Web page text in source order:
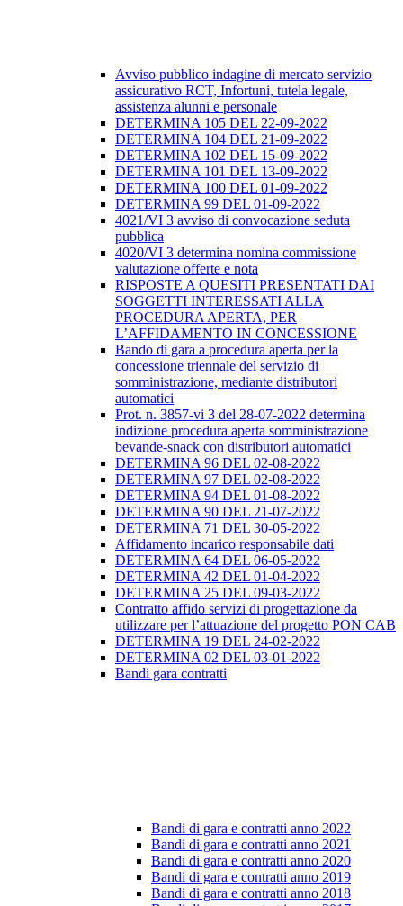
Avviso pubblico indagine di mercato servizio
assicurativo RCT, Infortuni, tutela legale,
assistenza alunni e personale
DETERMINA 105 DEL 22-09-2022
DETERMINA 104 DEL 21-09-2022
DETERMINA 102 DEL 15-09-2022
DETERMINA 101 DEL 13-09-2022
DETERMINA 100 DEL 01-09-2022
DETERMINA 99 DEL 01-09-2022
4021/VI 3 avviso di convocazione seduta
pubblica
4020/VI 3 determina nomina commissione
valutazione offerte e nota
RISPOSTE A QUESITI PRESENTATI DAI
SOGGETTI INTERESSATI ALLA
PROCEDURA APERTA, PER
L’AFFIDAMENTO IN CONCESSIONE
Bando di gara a procedura aperta per la
concessione triennale del servizio di
somministrazione, mediante distributori
automatici
Prot. n. 3857-vi 3 del 28-07-2022 determina
indizione procedura aperta somministrazione
bevande-snack con distributori automatici
DETERMINA 96 DEL 02-08-2022
DETERMINA 97 DEL 02-08-2022
DETERMINA 94 DEL 01-08-2022
DETERMINA 90 DEL 21-07-2022
DETERMINA 71 DEL 30-05-2022
Affidamento incarico responsabile dati
DETERMINA 64 DEL 06-05-2022
DETERMINA 42 DEL 01-04-2022
DETERMINA 25 DEL 09-03-2022
Contratto affido servizi di progettazione da
utilizzare per l’attuazione del progetto PON CAB
DETERMINA 19 DEL 24-02-2022
DETERMINA 02 DEL 03-01-2022
Bandi gara contratti
Bandi di gara e contratti anno 2022
Bandi di gara e contratti anno 2021
Bandi di gara e contratti anno 2020
Bandi di gara e contratti anno 2019
Bandi di gara e contratti anno 2018